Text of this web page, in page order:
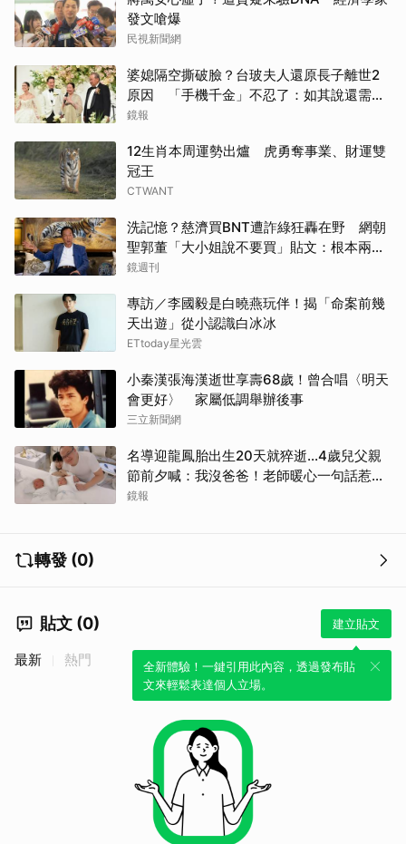
發文嗆爆
民視新聞網
婆媳隔空撕破臉？台玻夫人還原長子離世2
原因 「手機千金」不忍了：如其說還需要
離開嗎？
鏡報
12生肖本周運勢出爐 虎勇奪事業、財運雙
冠王
CTWANT
洗記憶？慈濟買BNT遭詐綠狂轟在野 網朝
聖郭董「大小姐說不要買」貼文：根本兩碼
事
鏡週刊
專訪／李國毅是白曉燕玩伴！揭「命案前幾
天出遊」從小認識白冰冰
ETtoday星光雲
小秦漢張海漢逝世享壽68歲！曾合唱〈明天
會更好〉 家屬低調舉辦後事
三立新聞網
名導迎龍鳳胎出生20天就猝逝...4歲兒父親
節前夕喊：我沒爸爸！老師暖心一句話惹哭
遺孀
鏡報
轉發 (0)
貼文 (0) 建立貼文
全新體驗！一鍵引用此內容，透過發布貼
文來輕鬆表達個人立場。
最新 熱門
取消